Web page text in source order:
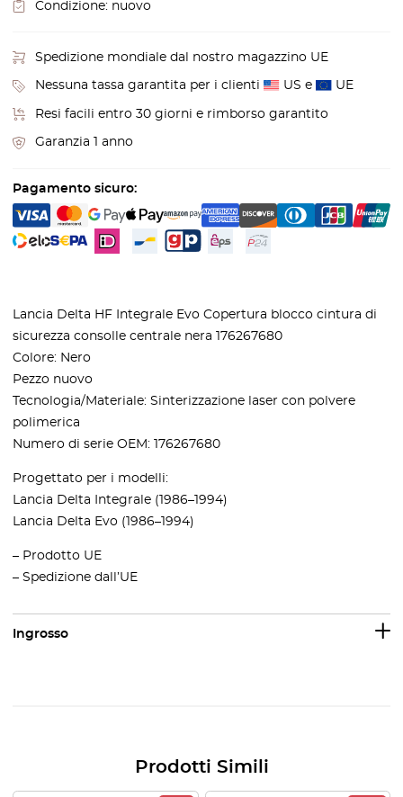
Condizione: nuovo
Spedizione mondiale dal nostro magazzino UE
Nessuna tassa garantita per i clienti US e UE
Resi facili entro 30 giorni e rimborso garantito
Garanzia 1 anno
Pagamento sicuro:
Lancia Delta HF Integrale Evo Copertura blocco cintura di
sicurezza consolle centrale nera 176267680
Colore: Nero
Pezzo nuovo
Tecnologia/Materiale: Sinterizzazione laser con polvere
polimerica
Numero di serie OEM: 176267680
Progettato per i modelli:
Lancia Delta Integrale (1986–1994)
Lancia Delta Evo (1986–1994)
– Prodotto UE
– Spedizione dall’UE
Ingrosso
Prodotti Simili